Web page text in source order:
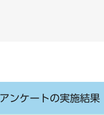
ンケートの実施結果